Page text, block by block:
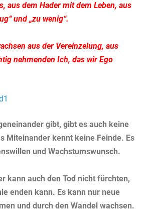
aus dem Hader mit dem Leben, aus
und „zu wenig“.
aus der Vereinzelung, aus
nehmenden Ich, das wir Ego
gibt, gibt es auch keine
Miteinander kennt keine Feinde. Es
und Wachstumswunsch.
kann auch den Tod nicht fürchten,
enden kann. Es kann nur neue
und durch den Wandel wachsen.